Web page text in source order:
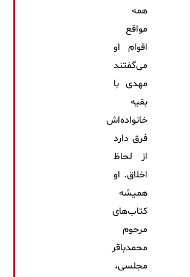
همه
مواقع
اقوام او
می‌گفتند
مهدی با
بقیه
خانواده‌اش
فرق دارد
از لحاظ
اخلاق. او
همیشه
کتاب‌های
مرحوم
محمدباقر
مجلسی،